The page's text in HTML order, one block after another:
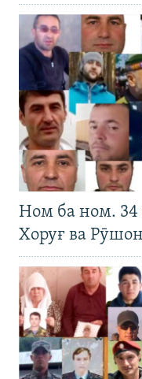
Ном ба ном. 34
Хоруғ ва Рӯшон